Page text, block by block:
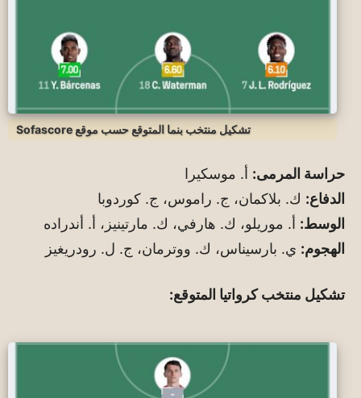
تشكيل منتخب بنما المتوقع حسب موقع Sofascore
حراسة المرمى: أ. موسكيرا
الدفاع: ك. بلاكمان، ج. راموس، ج. كوردوبا
الوسط: أ. موريلو، ك. هارفي، ك. مارتينيز، أ. أندراده
الهجوم: ي. بارسيناس، ك. ووترمان، ج. ل. رودريغيز
تشكيل منتخب كرواتيا المتوقع: